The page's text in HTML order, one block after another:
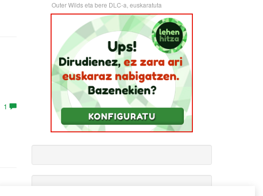
1
Outer Wilds eta bere DLC-a, euskaratuta